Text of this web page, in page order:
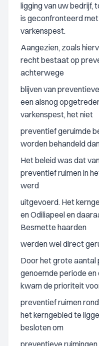
ligging van uw bedrijf,
is geconfronteerd
varkenspest.
Aangezien, zoals
recht bestaat op
achterwege
blijven van
een alsnog
varkenspest, het niet
preventief geruimde
worden behandeld
Het beleid was dat
preventief ruimen in
werd
uitgevoerd. Het
en Odiliapeel en
Besmette haarden
werden wel direct
Door het grote aantal
genoemde periode
kwam de prioriteit
preventief ruimen
het kerngebied te
besloten om
preventieve